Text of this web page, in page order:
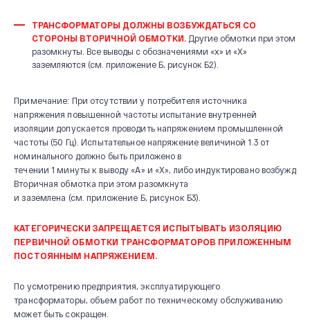
ТРАНСФОРМАТОРЫ ДОЛЖНЫ ВОЗБУЖДАТЬСЯ СО
СТОРОНЫ ВТОРИЧНОЙ ОБМОТКИ. Другие обмотки при этом
разомкнуты. Все выводы с обозначениями «х» и «Х»
заземляются (см. приложение Б, рисунок Б2).
Примечание: При отсутствии у потребителя источника
напряжения повышенной частоты испытание внутренней
изоляции допускается проводить напряжением промышленной
частоты (50 Гц). Испытательное напряжение величиной 1.3 от
номинального должно быть приложено в
течении 1 минуты к выводу «А» и «Х», либо индуктировано
Вторичная обмотка при этом разомкнута
и заземлена (см. приложение Б, рисунок Б3).
КАТЕГОРИЧЕСКИ ЗАПРЕЩАЕТСЯ ИСПЫТЫВАТЬ ИЗОЛЯЦИЮ
ПЕРВИЧНОЙ ОБМОТКИ ТРАНСФОРМАТОРОВ ПРИЛОЖЕННЫМ
ПОСТОЯННЫМ НАПРЯЖЕНИЕМ.
По усмотрению предприятия, эксплуатирующего
трансформаторы, объем работ по техническому обслуживанию
может быть сокращен.